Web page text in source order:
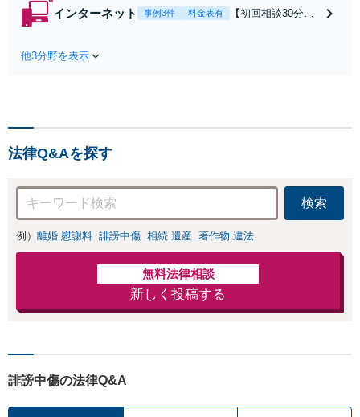
れたら、サインす
インターネット 事例3件 料金表有
【初回相談30分無
お店の風評被害対
応可：開示請求の
意見照会が来たと
きの対処法、被害
者との示談交渉
他3分野を表示
法律Q&Aを探す
検索
例） 離婚 慰謝料 誹謗中傷 相続 遺産 著作物 違法
無料法律相談
新しく投稿する
誹謗中傷の法律Q&A